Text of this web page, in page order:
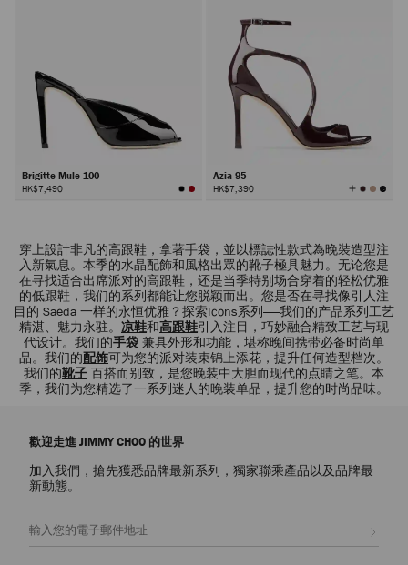
Brigitte Mule 100
HK$7,490
Azia 95
HK$7,390 查
看
頁
穿上設計非凡的高跟鞋，拿著手袋，並以標誌性款式為晚裝造型注
入新氣息。本季的水晶配飾和風格出眾的靴子極具魅力。无论您是
在寻找适合出席派对的高跟鞋，还是当季特别场合穿着的轻松优雅
的低跟鞋，我们的系列都能让您脱颖而出。您是否在寻找像引人注
目的 Saeda 一样的永恒优雅？探索Icons系列——我们的产品系列工艺
精湛、魅力永驻。 凉鞋和高跟鞋引入注目，巧妙融合精致工艺与现
代设计。我们的手袋 兼具外形和功能，堪称晚间携带必备时尚单
品。我们的配饰可为您的派对装束锦上添花，提升任何造型档次。
我们的靴子 百搭而别致，是您晚装中大胆而现代的点睛之笔。本
季，我们为您精选了一系列迷人的晚装单品，提升您的时尚品味。
歡迎走進 JIMMY CHOO 的世界
加入我們，搶先獲悉品牌最新系列，獨家聯乘產品以及品牌最
新動態。